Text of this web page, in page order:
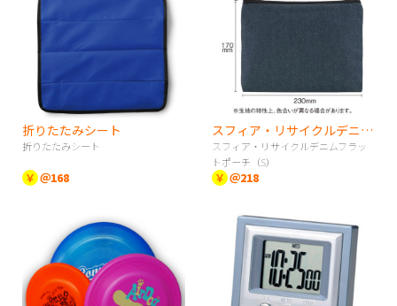
折りたたみシート
折りたたみシート
￥ ＠168
スフィア・リサイクルデニムフラットポーチ（S）
スフィア・リサイクルデニムフラッ
トポーチ（S）
￥ ＠218